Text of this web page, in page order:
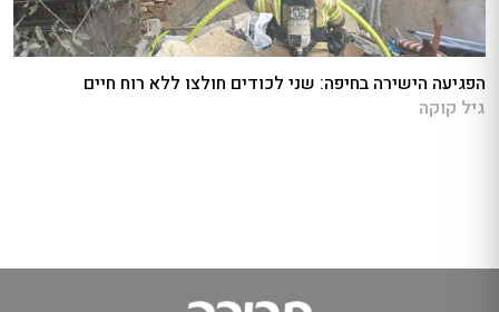
הפגיעה הישירה בחיפה: שני לכודים חולצו ללא רוח חיים
גיל קוקה